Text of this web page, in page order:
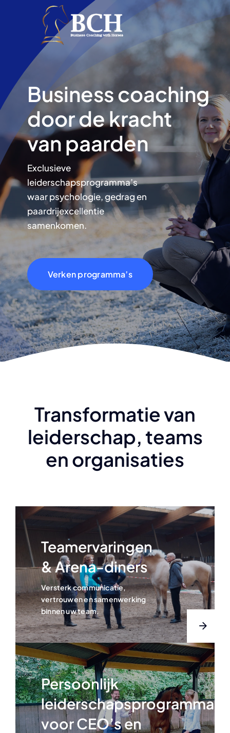
Business coaching
door de kracht
van paarden
Exclusieve
leiderschapsprogramma’s
waar psychologie, gedrag en
paardrijexcellentie
samenkomen.
Verken programma’s
Transformatie van
leiderschap, teams
en organisaties
Teamervaringen
& Arena-diners
Versterk communicatie,
vertrouwen en samenwerking
binnen uw team.
Persoonlijk
leiderschapsprogramma
voor CEO’s en